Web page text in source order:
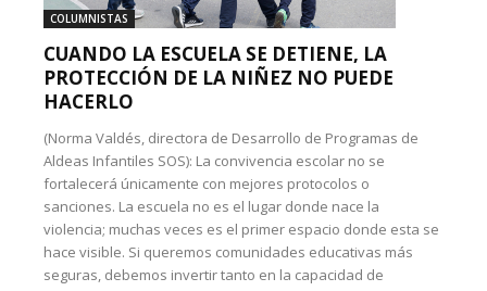
COLUMNISTAS
CUANDO LA ESCUELA SE DETIENE, LA
PROTECCIÓN DE LA NIÑEZ NO PUEDE
HACERLO
(Norma Valdés, directora de Desarrollo de Programas de
Aldeas Infantiles SOS): La convivencia escolar no se
fortalecerá únicamente con mejores protocolos o
sanciones. La escuela no es el lugar donde nace la
violencia; muchas veces es el primer espacio donde esta se
hace visible. Si queremos comunidades educativas más
seguras, debemos invertir tanto en la capacidad de